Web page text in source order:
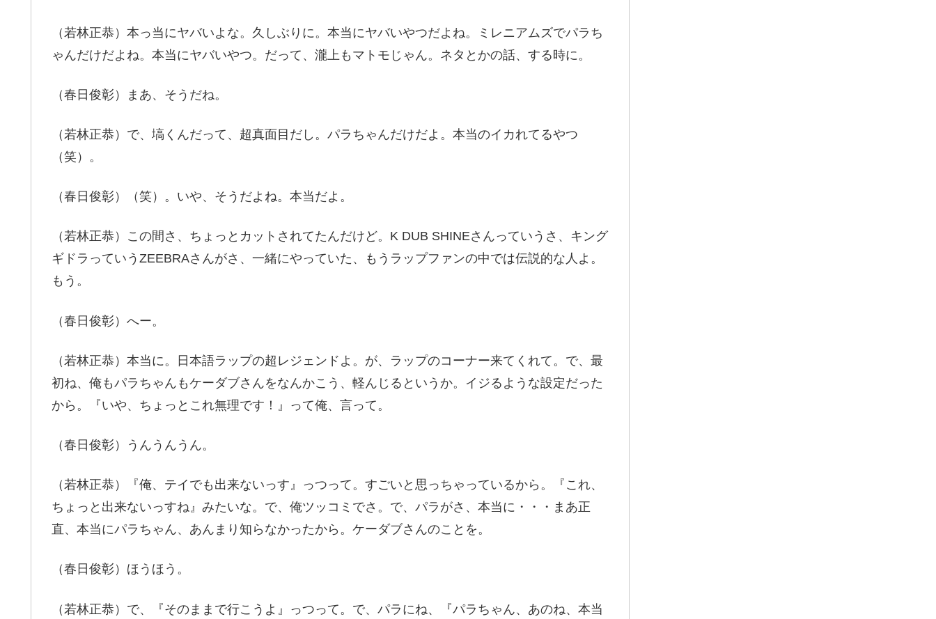
（若林正恭）本っ当にヤバいよな。久しぶりに。本当にヤバいやつだよね。ミレニアムズでパラち
ゃんだけだよね。本当にヤバいやつ。だって、瀧上もマトモじゃん。ネタとかの話、する時に。
（春日俊彰）まあ、そうだね。
（若林正恭）で、塙くんだって、超真面目だし。パラちゃんだけだよ。本当のイカれてるやつ
（笑）。
（春日俊彰）（笑）。いや、そうだよね。本当だよ。
（若林正恭）この間さ、ちょっとカットされてたんだけど。K DUB SHINEさんっていうさ、キング
ギドラっていうZEEBRAさんがさ、一緒にやっていた、もうラップファンの中では伝説的な人よ。
もう。
（春日俊彰）へー。
（若林正恭）本当に。日本語ラップの超レジェンドよ。が、ラップのコーナー来てくれて。で、最
初ね、俺もパラちゃんもケーダブさんをなんかこう、軽んじるというか。イジるような設定だった
から。『いや、ちょっとこれ無理です！』って俺、言って。
（春日俊彰）うんうんうん。
（若林正恭）『俺、テイでも出来ないっす』っつって。すごいと思っちゃっているから。『これ、
ちょっと出来ないっすね』みたいな。で、俺ツッコミでさ。で、パラがさ、本当に・・・まあ正
直、本当にパラちゃん、あんまり知らなかったから。ケーダブさんのことを。
（春日俊彰）ほうほう。
（若林正恭）で、『そのままで行こうよ』っつって。で、パラにね、『パラちゃん、あのね、本当